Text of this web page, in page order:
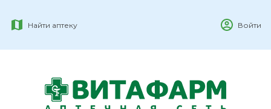
Найти аптеку Войти